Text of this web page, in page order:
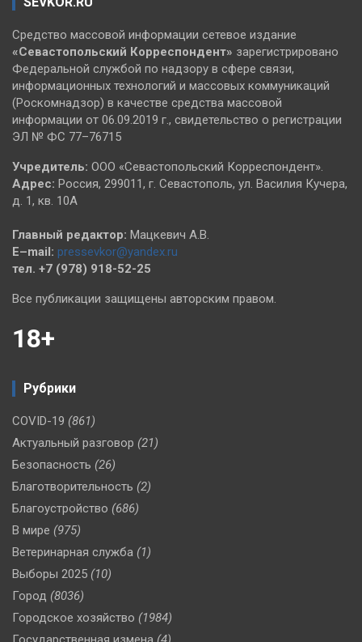
Средство массовой информации сетевое издание
«Севастопольский Корреспондент» зарегистрировано
Федеральной службой по надзору в сфере связи,
информационных технологий и массовых коммуникаций
(Роскомнадзор) в качестве средства массовой
информации от 06.09.2019 г., свидетельство о регистрации
ЭЛ № ФС 77–76715
Учредитель: ООО «Севастопольский Корреспондент».
Адрес: Россия, 299011, г. Севастополь, ул. Василия Кучера,
д. 1, кв. 10А
Главный редактор: Мацкевич А.В.
E–mail: pressevkor@yandex.ru
тел. +7 (978) 918-52-25
Все публикации защищены авторским правом.
18+
Рубрики
COVID-19 (861)
Актуальный разговор (21)
Безопасность (26)
Благотворительность (2)
Благоустройство (686)
В мире (975)
Ветеринарная служба (1)
Выборы 2025 (10)
Город (8036)
Городское хозяйство (1984)